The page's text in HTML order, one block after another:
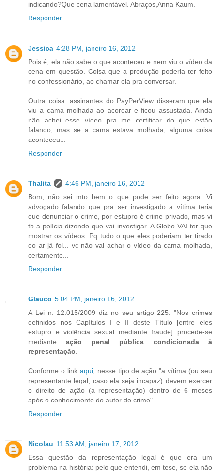
indicando?Que cena lamentável. Abraços,Anna Kaum.
Responder
Jessica 4:28 PM, janeiro 16, 2012
Pois é, ela não sabe o que aconteceu e nem viu o vídeo da
cena em questão. Coisa que a produção poderia ter feito
no confessionário, ao chamar ela pra conversar.
Outra coisa: assinantes do PayPerView disseram que ela
viu a cama molhada ao acordar e ficou assustada. Ainda
não achei esse vídeo pra me certificar do que estão
falando, mas se a cama estava molhada, alguma coisa
aconteceu...
Responder
Thalita
4:46 PM, janeiro 16, 2012
Bom, não sei mto bem o que pode ser feito agora. Vi
advogado falando que pra ser investigado a vítima teria
que denunciar o crime, por estupro é crime privado, mas vi
tb a polícia dizendo que vai investigar. A Globo VAI ter que
mostrar os vídeos. Pq tudo o que eles poderiam ter tirado
do ar já foi... vc não vai achar o vídeo da cama molhada,
certamente...
Responder
Glauco 5:04 PM, janeiro 16, 2012
A Lei n. 12.015/2009 diz no seu artigo 225: "Nos crimes
definidos nos Capítulos I e II deste Título [entre eles
estupro e violência sexual mediante fraude] procede-se
medianteação penal pública condicionada à
representação
Conforme o link aqui, nesse tipo de ação "a vítima (ou seu
representante legal, caso ela seja incapaz) devem exercer
o direito de ação (a representação) dentro de 6 meses
após o conhecimento do autor do crime".
Responder
Nicolau 11:53 AM, janeiro 17, 2012
Essa questão da representação legal é que era um
problema na história: pelo que entendi, em tese, se ela não